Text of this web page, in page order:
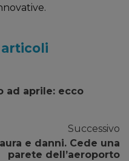
ad aprile: ecco
Successivo
e danni. Cede una
parete dell’aeroporto